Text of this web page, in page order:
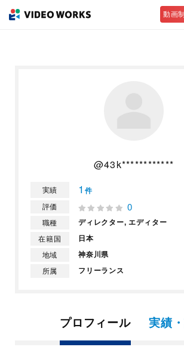
動画
@43k************
実績 1 件
評価
0
職種 ディレクター,エディター
在籍国
日本
地域
神奈川県
所属
フリーランス
プロフィール 実績